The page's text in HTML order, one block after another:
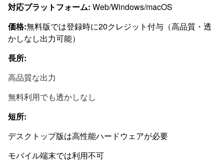
対応プラットフォーム: Web/Windows/macOS
価格:無料版では登録時に20クレジット付与（高品質・透
かしなし出力可能）
長所:
高品質な出力
無料利用でも透かしなし
短所:
デスクトップ版は高性能ハードウェアが必要
モバイル端末では利用不可